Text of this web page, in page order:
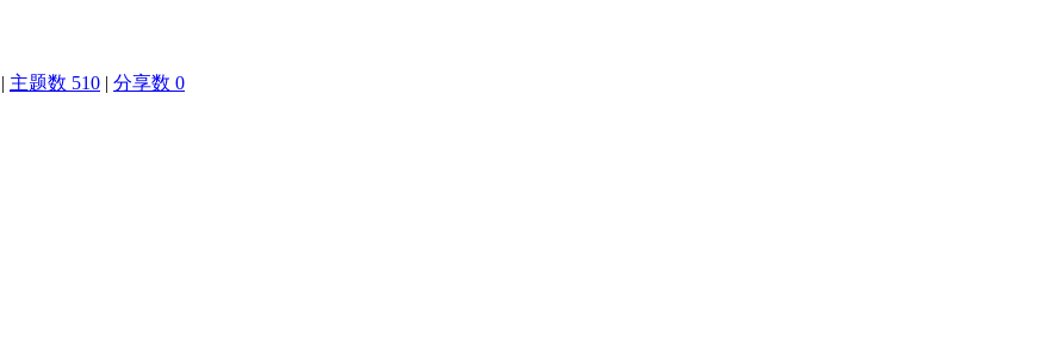
| 主题数 510 | 分享数 0